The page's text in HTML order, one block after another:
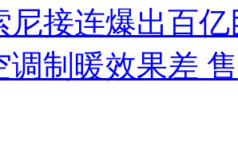
尼接连爆出百
调制暖效果差